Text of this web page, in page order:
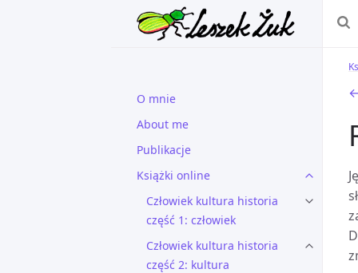
O mnie
About me
Publikacje
Książki online
Człowiek kultura historia
część 1: człowiek
Człowiek kultura historia
część 2: kultura